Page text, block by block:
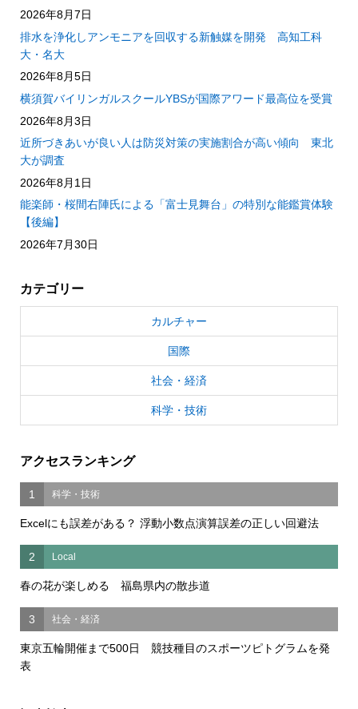
2026年8月7日
排水を浄化しアンモニアを回収する新触媒を開発 高知工科
大・名大
2026年8月5日
横須賀バイリンガルスクールYBSが国際アワード最高位を受賞
2026年8月3日
近所づきあいが良い人は防災対策の実施割合が高い傾向 東北
大が調査
2026年8月1日
能楽師・桜間右陣氏による「富士見舞台」の特別な能鑑賞体験
【後編】
2026年7月30日
カテゴリー
カルチャー
国際
社会・経済
科学・技術
アクセスランキング
1 科学・技術
Excelにも誤差がある？ 浮動小数点演算誤差の正しい回避法
2 Local
春の花が楽しめる 福島県内の散歩道
3 社会・経済
東京五輪開催まで500日 競技種目のスポーツピトグラムを発
表